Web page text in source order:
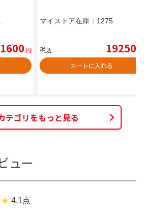
円
マイストア在庫： 1275
税込 19250
カートに入れる
テゴリをもっと見る
ュー
4.1点